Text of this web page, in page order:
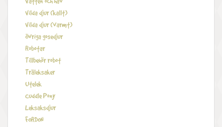
Vilda djur (kallt)
Vilda djur (varmt)
Övriga gosedjur
Robotar
Tillbehör robot
Träleksaker
Utelek
Cuddle Pony
Leksaksdjur
FORDON